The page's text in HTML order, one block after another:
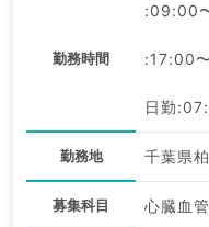
勤務時間
:09:00
:17:00
日勤
勤務地 千葉県
募集科目 心臓血